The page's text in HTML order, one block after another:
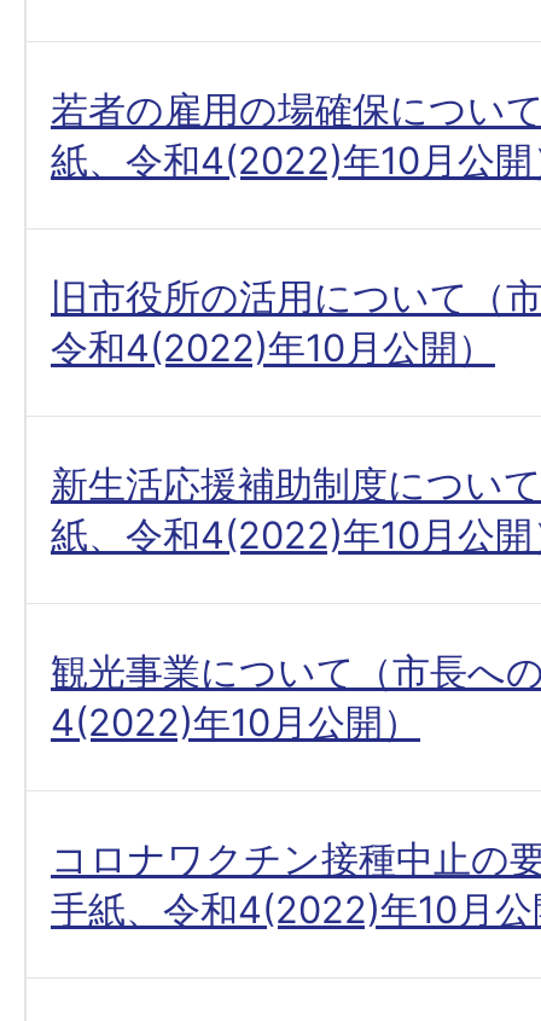
若者の雇用の場確保につい
紙、令和4(2022)年10月公開
旧市役所の活用について（
令和4(2022)年10月公開）
新生活応援補助制度につい
紙、令和4(2022)年10月公開
観光事業について（市長へ
4(2022)年10月公開）
コロナワクチン接種中止の
手紙、令和4(2022)年10月公